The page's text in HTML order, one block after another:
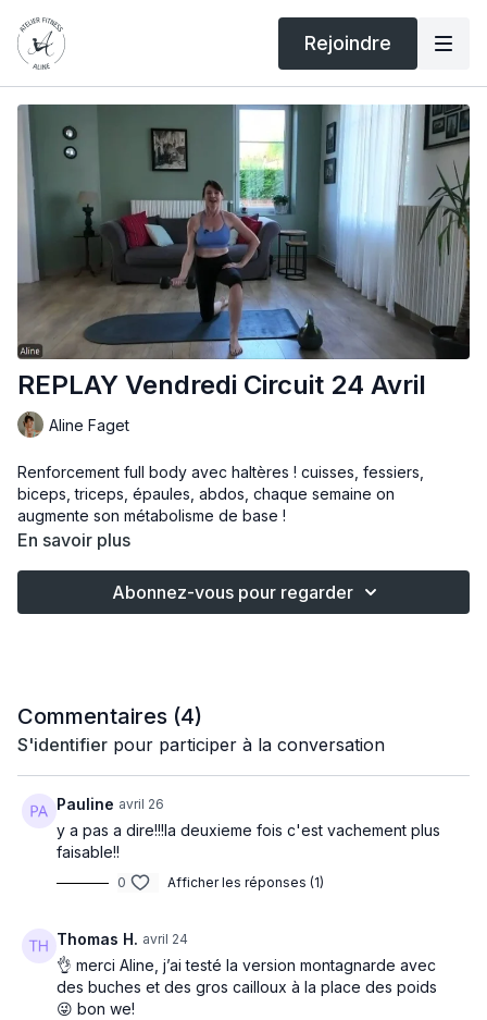
Rejoindre
REPLAY Vendredi Circuit 24 Avril
Aline Faget
Renforcement full body avec haltères ! cuisses, fessiers,
biceps, triceps, épaules, abdos, chaque semaine on
augmente son métabolisme de base !
En savoir plus
Abonnez-vous pour regarder
Commentaires (4)
S'identifier pour participer à la conversation
Pauline avril 26
y a pas a dire!!!la deuxieme fois c'est vachement plus
faisable!!
0 Afficher les réponses (1)
Thomas H. avril 24
👌 merci Aline, j’ai testé la version montagnarde avec
des buches et des gros cailloux à la place des poids
😜 bon we!